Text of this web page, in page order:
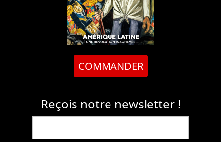
COMMANDER
Reçois notre newsletter !